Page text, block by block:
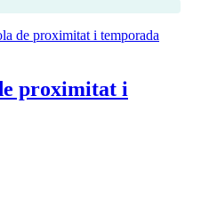
proximitat i